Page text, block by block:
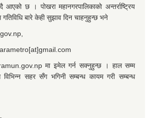
आएको छ । पोखरा महानगरपालिकाको अन्तर्राष्ट्रिय
बारे केही सुझाव दिन चाहनुहुन्छ भने
मा इमेल गर्न सक्नुहुन्छ । हाल सम्म
विभिन्न सहर सँग भगिनी सम्बन्ध कायम गरी सम्बन्ध